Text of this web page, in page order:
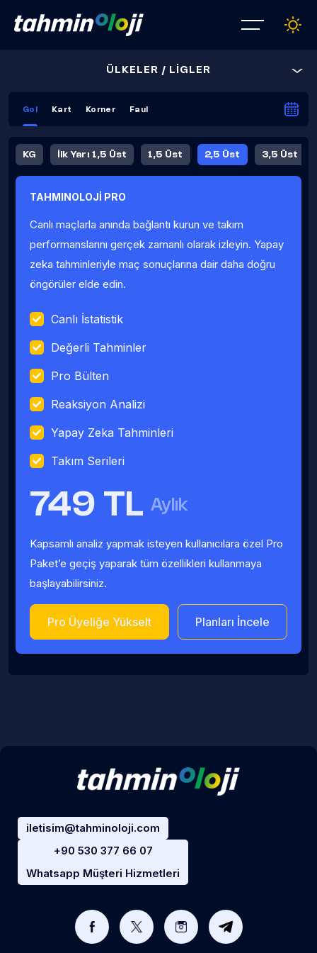
ÜLKELER / LİGLER
Gol Kart Korner Faul
KG İlk Yarı 1,5 Üst 1,5 Üst 2,5 Üst 3,5 Üst
Fauller Ortalama
TAHMINOLOJİ PRO
Canlı maçlarla anında bağlantı kurun ve takım
performanslarını gerçek zamanlı olarak izleyin. Yapay
zeka tahminleriyle maç sonuçlarına dair daha doğru
öngörüler elde edin.
Canlı İstatistik
Değerli Tahminler
Pro Bülten
Reaksiyon Analizi
Yapay Zeka Tahminleri
Takım Serileri
749 TL Aylık
Kapsamlı analiz yapmak isteyen kullanıcılara özel Pro
Paket’e geçiş yaparak tüm özellikleri kullanmaya
başlayabilirsiniz.
Pro Üyeliğe Yükselt Planları İncele
iletisim@tahminoloji.com
+90 530 377 66 07
Whatsapp Müşteri Hizmetleri